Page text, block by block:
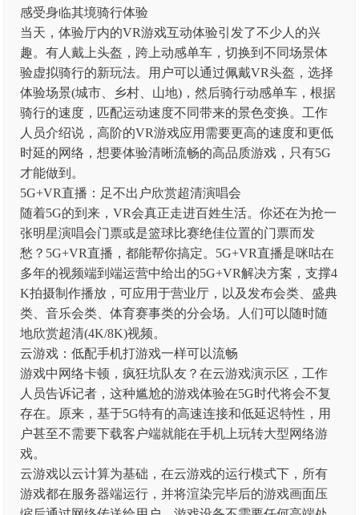
感受身临其境骑行体验
当天，体验厅内的VR游戏互动体验引发了不少人的兴
趣。有人戴上头盔，跨上动感单车，切换到不同场景体
验虚拟骑行的新玩法。用户可以通过佩戴VR头盔，选择
体验场景(城市、乡村、山地)，然后骑行动感单车，根据
骑行的速度，匹配运动速度不同带来的景色变换。工作
人员介绍说，高阶的VR游戏应用需要更高的速度和更低
时延的网络，想要体验清晰流畅的高品质游戏，只有5G
才能做到。
5G+VR直播：足不出户欣赏超清演唱会
随着5G的到来，VR会真正走进百姓生活。你还在为抢一
张明星演唱会门票或是篮球比赛绝佳位置的门票而发
愁？5G+VR直播，都能帮你搞定。5G+VR直播是咪咕在
多年的视频端到端运营中给出的5G+VR解决方案，支撑4
K拍摄制作播放，可应用于营业厅，以及发布会类、盛典
类、音乐会类、体育赛事类的分会场。人们可以随时随
地欣赏超清(4K/8K)视频。
云游戏：低配手机打游戏一样可以流畅
游戏中网络卡顿，疯狂坑队友？在云游戏演示区，工作
人员告诉记者，这种尴尬的游戏体验在5G时代将会不复
存在。原来，基于5G特有的高速连接和低延迟特性，用
户甚至不需要下载客户端就能在手机上玩转大型网络游
戏。
云游戏以云计算为基础，在云游戏的运行模式下，所有
游戏都在服务器端运行，并将渲染完毕后的游戏画面压